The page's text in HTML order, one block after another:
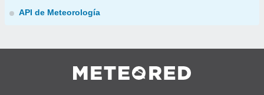
API de Meteorología